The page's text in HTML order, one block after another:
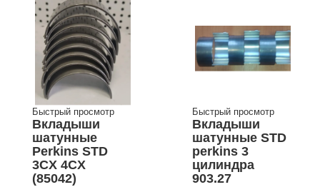
Быстрый просмотр
Вкладыши
шатунные
Perkins STD
3CX 4CX
(85042)
Быстрый просмотр
Вкладыши
шатунные STD
perkins 3
цилиндра
903.27